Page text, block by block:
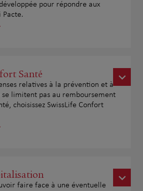
pour répondre aux
Pacte.
Santé
relatives à la prévention et à
limitent pas au remboursement
choisissez SwissLife Confort
faire face à une éventuelle